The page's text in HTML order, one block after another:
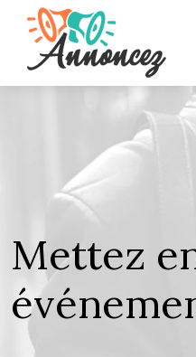
Mettez